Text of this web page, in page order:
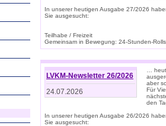
In unserer heutigen Ausgabe 27/2026
Sie ausgesucht:
Teilhabe / Freizeit
Gemeinsam in Bewegung: 24-Stunden-
LVKM-Newsletter 26/2026
24.07.2026
…
aber
Für
den
In unserer heutigen Ausgabe 26/2026
Sie ausgesucht: